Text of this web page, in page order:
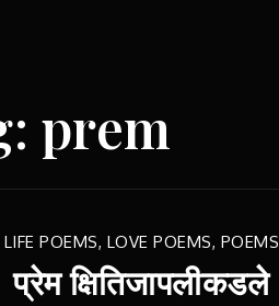
prem
LIFE POEMS, LOVE POEMS, POEMS
प्रेम क्षितिजापलीकडले